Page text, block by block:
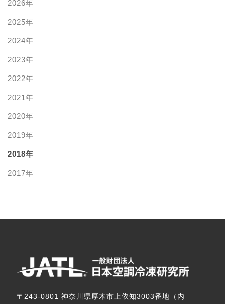
2026年
2025年
2024年
2023年
2022年
2021年
2020年
2019年
2018年
2017年
〒243-0801 神奈川県厚木市上依知3003番地（内